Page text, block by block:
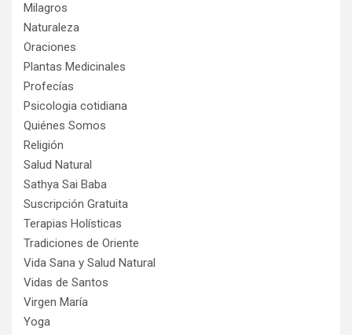
Milagros
Naturaleza
Oraciones
Plantas Medicinales
Profecías
Psicologia cotidiana
Quiénes Somos
Religión
Salud Natural
Sathya Sai Baba
Suscripción Gratuita
Terapias Holísticas
Tradiciones de Oriente
Vida Sana y Salud Natural
Vidas de Santos
Virgen María
Yoga